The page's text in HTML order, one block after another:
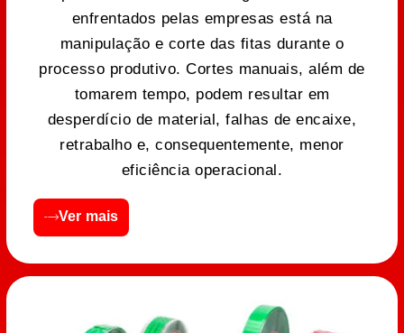
enfrentados pelas empresas está na
manipulação e corte das fitas durante o
processo produtivo. Cortes manuais, além de
tomarem tempo, podem resultar em
desperdício de material, falhas de encaixe,
retrabalho e, consequentemente, menor
eficiência operacional.
Ver mais